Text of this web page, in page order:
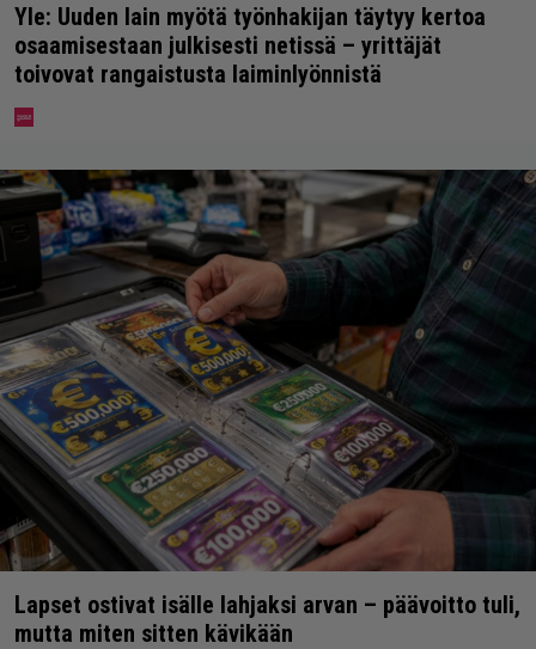
Yle: Uuden lain myötä työnhakijan täytyy kertoa
osaamisestaan julkisesti netissä – yrittäjät
toivovat rangaistusta laiminlyönnistä
Lapset ostivat isälle lahjaksi arvan – päävoitto tuli,
mutta miten sitten kävikään